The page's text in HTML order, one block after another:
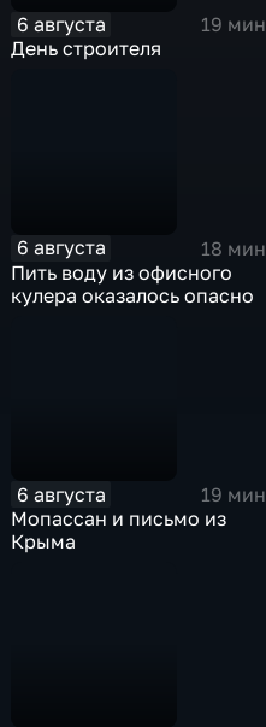
6 августа
19 мин
День строителя
6 августа
18 мин
Пить воду из офисного
кулера оказалось опасно
6 августа
19 мин
Мопассан и письмо из
Крыма